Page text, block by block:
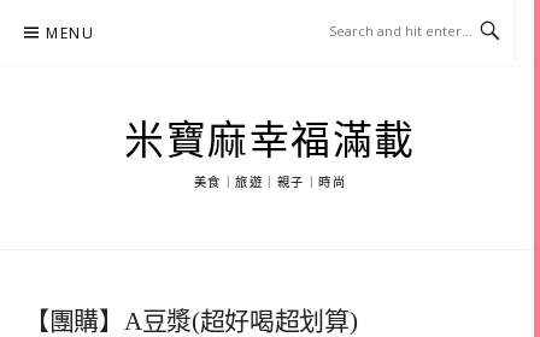
MENU
米寶麻幸福滿載
美食｜旅遊｜親子｜時尚
【團購】A豆漿(超好喝超划算)